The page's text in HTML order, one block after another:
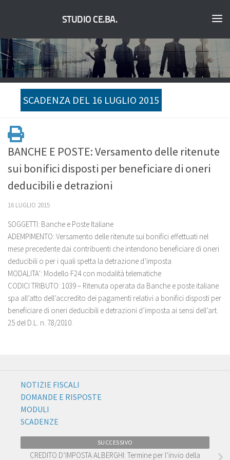
STUDIO CE.BA.
SCADENZA DEL 16 LUGLIO 2015
BANCHE E POSTE: Versamento delle ritenute
sui bonifici disposti per beneficiare di oneri
deducibili e detrazioni
16 LUGLIO 2015
SOGGETTI: Banche e Poste Italiane
ADEMPIMENTO: Versamento delle ritenute sui bonifici effettuati nel
mese precedente dai contribuenti che intendono beneficiare di oneri
deducibili o per i quali spetta la detrazione d’imposta
MODALITA’: Modello F24 con modalità telematiche
CODICI TRIBUTO: 1039 – Ritenuta operata da Banche e poste italiane
spa all’atto dell’accredito dei pagamenti relativi a bonifici disposti per
beneficiare di oneri deducibili e detrazioni d’imposta ai sensi dell’art.
25 del D.L. n. 78/2010.
NOTIZIE FISCALI
DOMANDE E RISPOSTE
MODULI
SCADENZE
SUCCESSIVO
CREDITO D’IMPOSTA ALBERGHI: Termine per l’invio della